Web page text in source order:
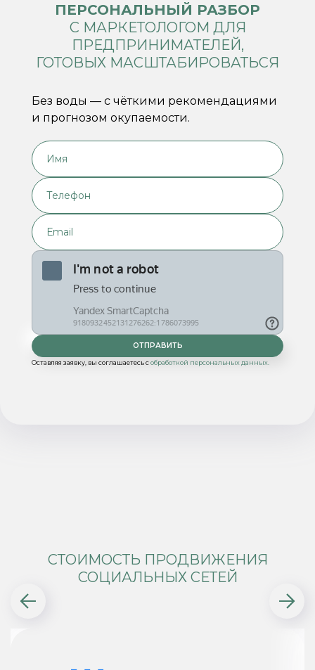
ПЕРСОНАЛЬНЫЙ РАЗБОР
С МАРКЕТОЛОГОМ ДЛЯ
ПРЕДПРИНИМАТЕЛЕЙ,
ГОТОВЫХ МАСШТАБИРОВАТЬСЯ
Без воды — с чёткими рекомендациями
и прогнозом окупаемости.
Оставляя заявку, вы соглашаетесь собработкой персональных данных.
СТОИМОСТЬ ПРОДВИЖЕНИЯ
СОЦИАЛЬНЫХ СЕТЕЙ